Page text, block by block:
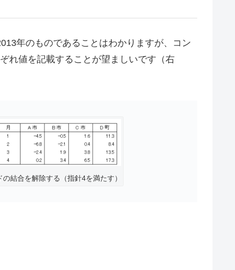
年のものであることはわかりますが、コン
れ値を記載することが望ましいです（右
の結合を解除する（指針4を満たす）